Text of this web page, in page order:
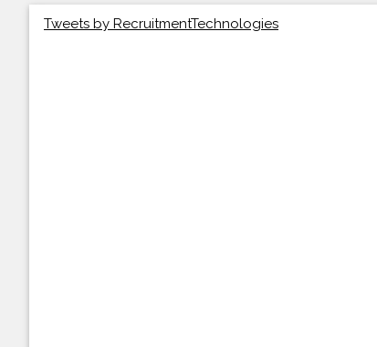
Tweets by RecruitmentTechnologies